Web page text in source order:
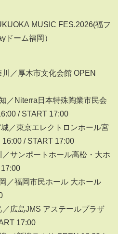
MUSIC FES.2026(福フ
ドーム福岡）
川／厚木市文化会館 OPEN
／Niterra日本特殊陶業市民会
/ START 17:00
／東京エレクトロンホール宮
/ START 17:00
／サンポートホール高松・大ホ
／福岡市民ホール 大ホール
／広島JMS アステールプラザ
17:00